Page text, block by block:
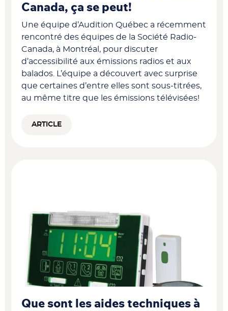
Canada, ça se peut!
Une équipe d’Audition Québec a récemment
rencontré des équipes de la Société Radio-
Canada, à Montréal, pour discuter
d’accessibilité aux émissions radios et aux
balados. L’équipe a découvert avec surprise
que certaines d’entre elles sont sous-titrées,
au même titre que les émissions télévisées!
ARTICLE
Que sont les aides techniques à